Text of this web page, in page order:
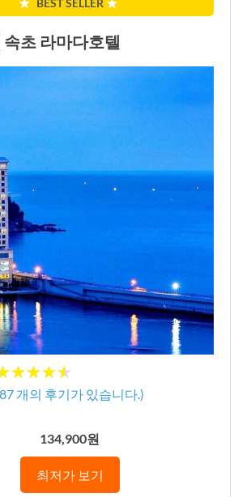
★ BEST SELLER ★
초 라마다호텔
87 개의 후기가 있습니다.)
134,900원
최저가 보기